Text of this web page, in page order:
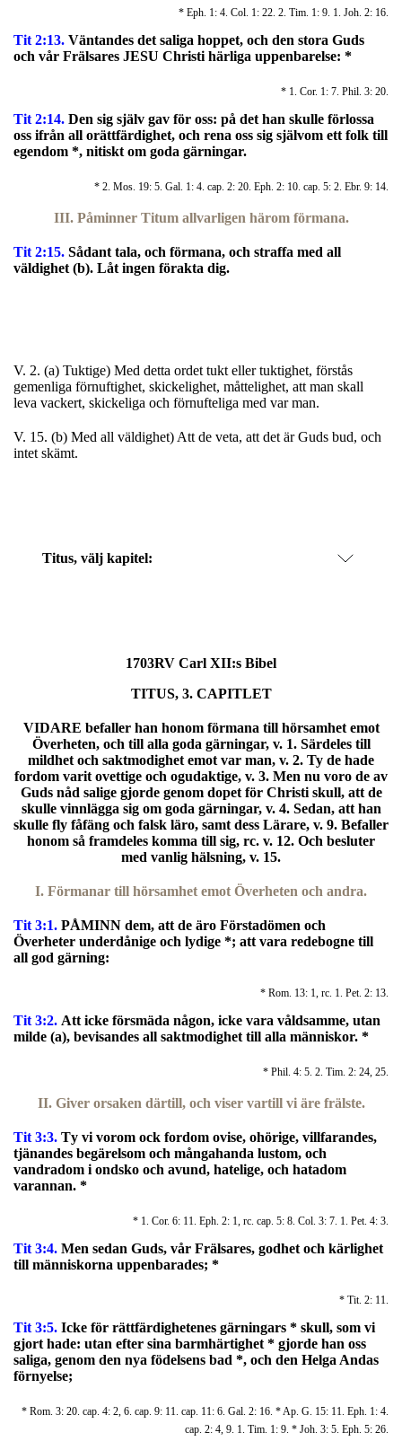
* Eph. 1: 4. Col. 1: 22. 2. Tim. 1: 9. 1. Joh. 2: 16.
Tit 2:13. Väntandes det saliga hoppet, och den stora Guds
och vår Frälsares JESU Christi härliga uppenbarelse: *
* 1. Cor. 1: 7. Phil. 3: 20.
Tit 2:14. Den sig själv gav för oss: på det han skulle förlossa
oss ifrån all orättfärdighet, och rena oss sig självom ett folk till
egendom *, nitiskt om goda gärningar.
* 2. Mos. 19: 5. Gal. 1: 4. cap. 2: 20. Eph. 2: 10. cap. 5: 2. Ebr. 9: 14.
III. Påminner Titum allvarligen härom förmana.
Tit 2:15. Sådant tala, och förmana, och straffa med all
väldighet (b). Låt ingen förakta dig.
V. 2. (a) Tuktige) Med detta ordet tukt eller tuktighet, förstås
gemenliga förnuftighet, skickelighet, måttelighet, att man skall
leva vackert, skickeliga och förnufteliga med var man.
V. 15. (b) Med all väldighet) Att de veta, att det är Guds bud, och
intet skämt.
Titus, välj kapitel:
1703RV Carl XII:s Bibel
TITUS, 3. CAPITLET
VIDARE befaller han honom förmana till hörsamhet emot
Överheten, och till alla goda gärningar, v. 1. Särdeles till
mildhet och saktmodighet emot var man, v. 2. Ty de hade
fordom varit ovettige och ogudaktige, v. 3. Men nu voro de av
Guds nåd salige gjorde genom dopet för Christi skull, att de
skulle vinnlägga sig om goda gärningar, v. 4. Sedan, att han
skulle fly fåfäng och falsk läro, samt dess Lärare, v. 9. Befaller
honom så framdeles komma till sig, rc. v. 12. Och besluter
med vanlig hälsning, v. 15.
I. Förmanar till hörsamhet emot Överheten och andra.
Tit 3:1. PÅMINN dem, att de äro Förstadömen och
Överheter underdånige och lydige *; att vara redebogne till
all god gärning:
* Rom. 13: 1, rc. 1. Pet. 2: 13.
Tit 3:2. Att icke försmäda någon, icke vara våldsamme, utan
milde (a), bevisandes all saktmodighet till alla människor. *
* Phil. 4: 5. 2. Tim. 2: 24, 25.
II. Giver orsaken därtill, och viser vartill vi äre frälste.
Tit 3:3. Ty vi vorom ock fordom ovise, ohörige, villfarandes,
tjänandes begärelsom och mångahanda lustom, och
vandradom i ondsko och avund, hatelige, och hatadom
varannan. *
* 1. Cor. 6: 11. Eph. 2: 1, rc. cap. 5: 8. Col. 3: 7. 1. Pet. 4: 3.
Tit 3:4. Men sedan Guds, vår Frälsares, godhet och kärlighet
till människorna uppenbarades; *
* Tit. 2: 11.
Tit 3:5. Icke för rättfärdighetenes gärningars * skull, som vi
gjort hade: utan efter sina barmhärtighet * gjorde han oss
saliga, genom den nya födelsens bad *, och den Helga Andas
förnyelse;
* Rom. 3: 20. cap. 4: 2, 6. cap. 9: 11. cap. 11: 6. Gal. 2: 16. * Ap. G. 15: 11. Eph. 1: 4.
cap. 2: 4, 9. 1. Tim. 1: 9. * Joh. 3: 5. Eph. 5: 26.